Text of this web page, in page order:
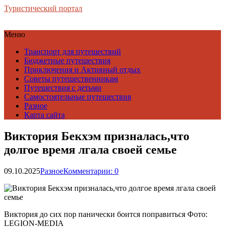
Туристический портал
Меню
Транспорт для путешествий
Бюджетные путешествия
Приключения и Активный отдых
Советы путешественникам
Путешествия с детьми
Самостоятельные путешествия
Разное
Карта сайта
Виктория Бекхэм призналась,что
долгое время лгала своей семье
09.10.2025РазноеКомментарии: 0
Виктория до сих пор панически боится поправиться Фото:
LEGION-MEDIA